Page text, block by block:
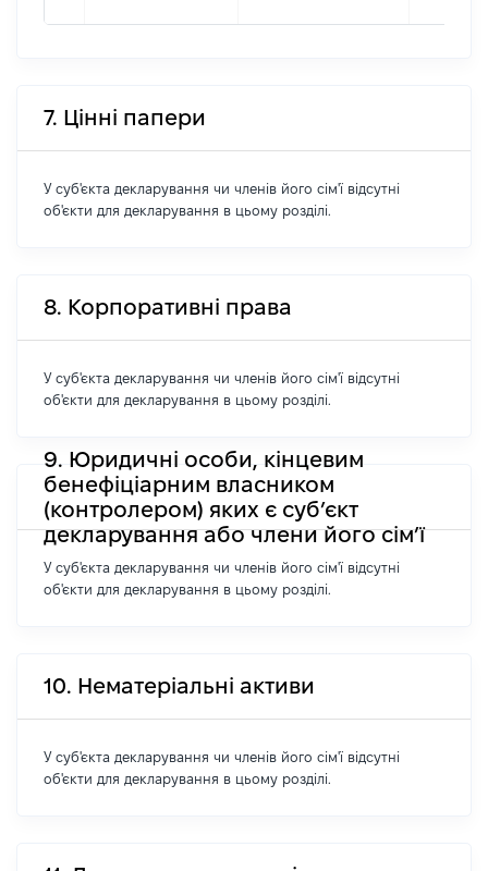
7. Цінні папери
У суб'єкта декларування чи членів його сім'ї відсутні
об'єкти для декларування в цьому розділі.
8. Корпоративні права
У суб'єкта декларування чи членів його сім'ї відсутні
об'єкти для декларування в цьому розділі.
9. Юридичні особи, кінцевим
бенефіціарним власником
(контролером) яких є суб’єкт
декларування або члени його сім’ї
У суб'єкта декларування чи членів його сім'ї відсутні
об'єкти для декларування в цьому розділі.
10. Нематеріальні активи
У суб'єкта декларування чи членів його сім'ї відсутні
об'єкти для декларування в цьому розділі.